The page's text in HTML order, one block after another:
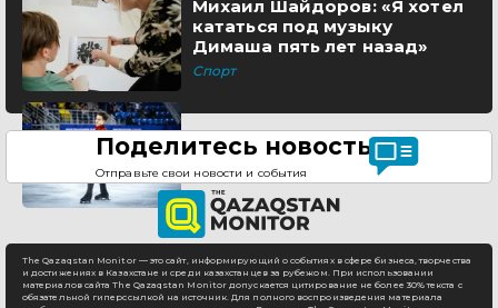
Михаил Шайдоров: «Я хотел
кататься под музыку
Димаша пять лет назад»
Спорт
Поделитесь новостью
Отправьте свои новости и события
The Qazaqstan Monitor — это сайт, информирующий о событиях в сфере бизнеса, творчества
и достижениях в Казахстане и среди казахстанцев за рубежом. При использовании
материалов сайта The Qazaqstan Monitor допускается цитирование не более 30% текста с
обязательной гиперссылкой на источник. Для полного воспроизведения материала